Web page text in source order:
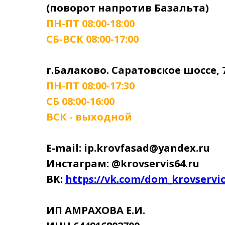
(поворот напротив Базальта)
ПН-ПТ 08:00-18:00
СБ-ВСК 08:00-17:00
г.Балаково. Саратовское шоссе,
ПН-ПТ 08:00-17:30
СБ 08:00-16:00
ВСК - выходной
E-mail: ip.krovfasad@yandex.ru
Инстаграм: @krovservis64.ru
ВК: https://vk.com/
ИП АМРАХОВА Е.И.